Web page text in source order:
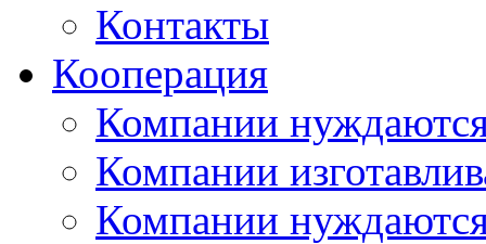
Контакты
Кооперация
Компании
Компании
Компании